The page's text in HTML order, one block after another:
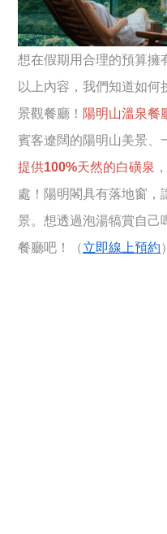
想在假期用合理的預算擁
以上內容，我們知道如
景觀餐廳！ 陽明山溫泉餐
賓客遼闊的陽明山美景、
提供100%天然的白磺泉
處！陽明閣具有落地窗，
景。想透過泡湯犒賞自己
餐廳吧！（立即線上預約）